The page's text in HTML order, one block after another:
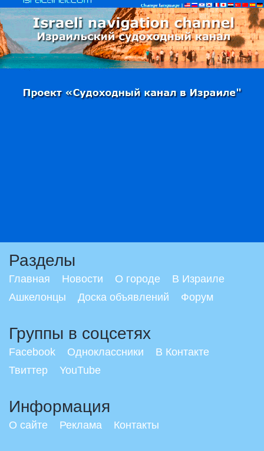
Разделы
Главная Новости О городе
В Израиле
Ашкелонцы
Доска объявлений Форум
Группы в соцсетях
Facebook Одноклассники
В Контакте
Твиттер
YouTube
Информация
О сайте Реклама Контакты